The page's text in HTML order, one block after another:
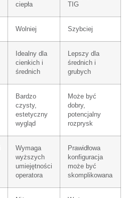
ciepła
TIG
Wolniej Szybciej
Idealny dla
cienkich i
średnich
Lepszy dla
średnich i
grubych
Bardzo
czysty,
estetyczny
wygląd
Może być
dobry,
potencjalny
rozprysk
Wymaga
wyższych
umiejętności
operatora
Prawidłowa
konfiguracja
może być
skomplikowana